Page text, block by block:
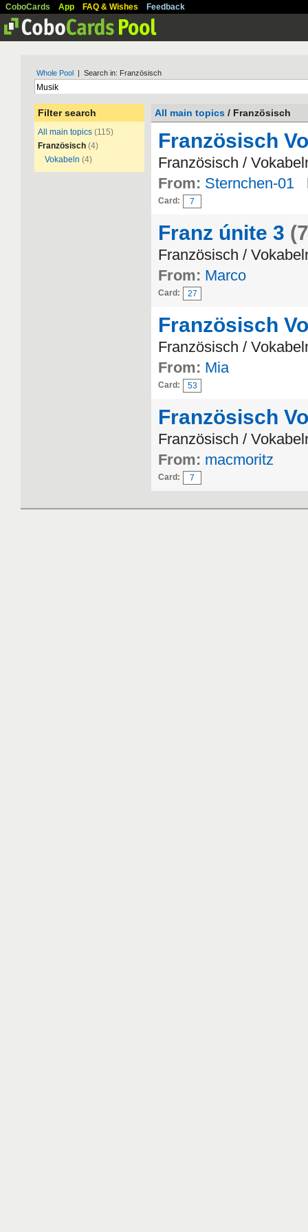
CoboCards App FAQ & Wishes Feedback
Whole Pool | Search in: Französisch
Filter search
All main topics (115)
Französisch (4)
Vokabeln (4)
All main topics / Französisch
Französisch
Französisch /
From: Sternchen-01
Card: 7
Franz únite 3
Französisch /
From: Marco
Card: 27
Französisch
Französisch /
From: Mia
Card: 53
Französisch
Französisch /
From: macmoritz
Card: 7